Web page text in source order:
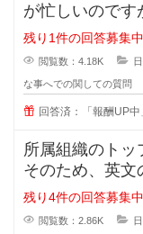
が忙しいのです
います。手間が
残り1件の回答募集中
閲覧数：4.18K
な事へでの関しての質問
回答済：「報酬UP
所属組織のトッ
そのため、英文
ーキング及びリ
残り4件の回答募集中
閲覧数：2.86K